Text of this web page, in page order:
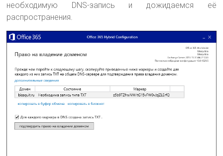
необходимую DNS-запись и дожидаемся её
распространения.